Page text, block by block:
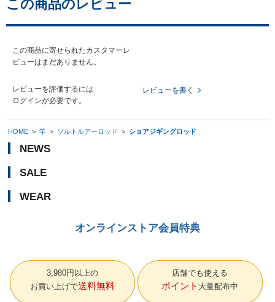
この商品のレビュー
この商品に寄せられたカスタマーレ
ビューはまだありません。
レビューを評価するには
ログインが必要です。
レビューを書く
HOME > 竿 > ソルトルアーロッド > ショアジギングロッド
NEWS
SALE
WEAR
オンラインストア会員特典
3,980円以上の
お買い上げで送料無料
店舗でも使える
ポイント 大量配布中